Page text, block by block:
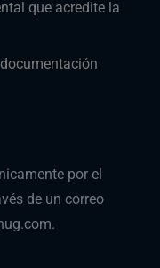
que acredite la
por el
de un correo